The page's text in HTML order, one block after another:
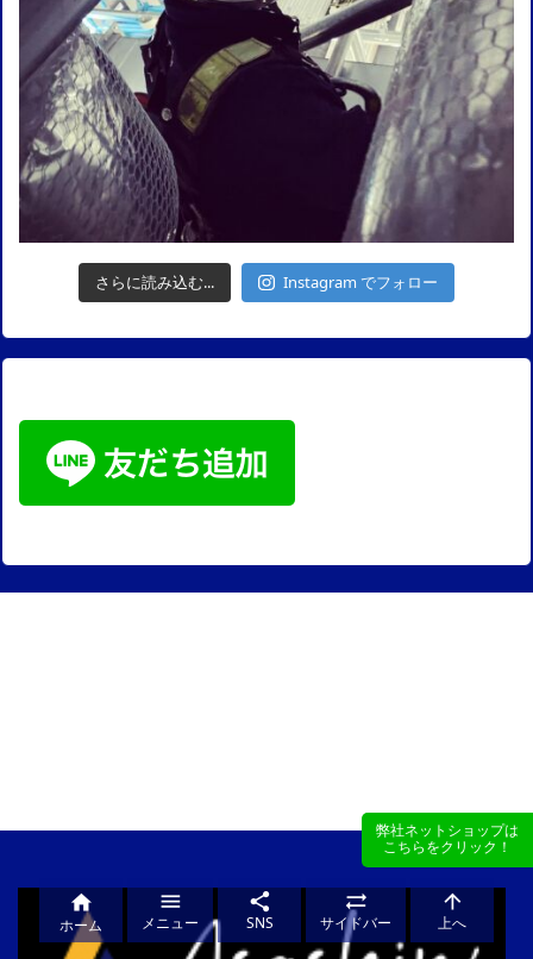
弊社ネットショップは
こちらをクリック！
弊社ネットショップは
こちらをクリック！
さらに読み込む... Instagram でフォロー

ホーム

メニュー

SNS

サイドバー

上へ